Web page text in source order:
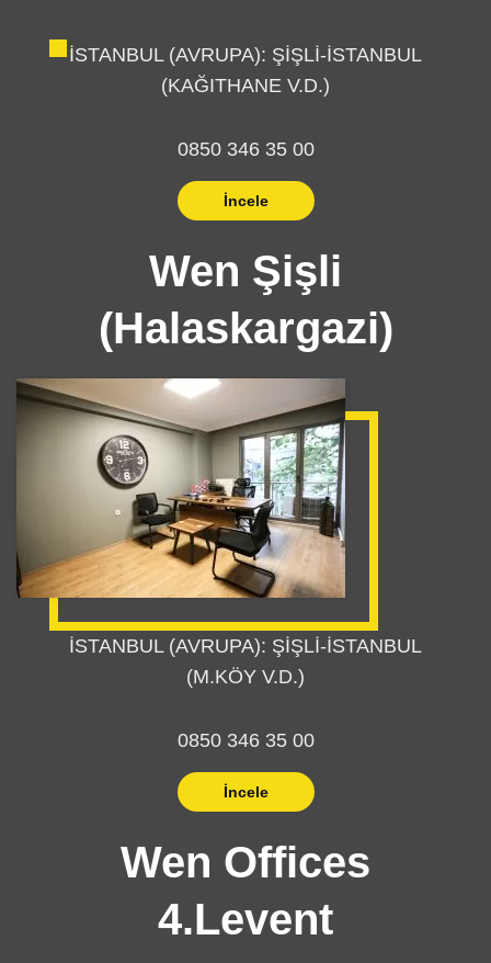
İSTANBUL (AVRUPA): ŞİŞLİ-İSTANBUL
(KAĞITHANE V.D.)
0850 346 35 00
İncele
Wen Şişli
(Halaskargazi)
İSTANBUL (AVRUPA): ŞİŞLİ-İSTANBUL
(M.KÖY V.D.)
0850 346 35 00
İncele
Wen Offices
4.Levent